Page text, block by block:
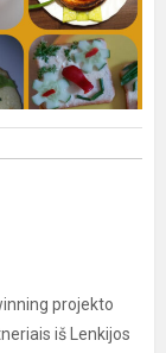
projekto
iš Lenkijos